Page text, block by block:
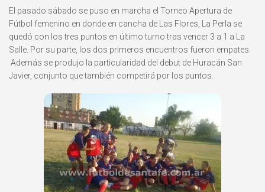
El pasado sábado se puso en marcha el Torneo Apertura de
Fútbol femenino en donde en cancha de Las Flores, La Perla se
quedó con los tres puntos en último turno tras vencer 3 a 1 a La
Salle. Por su parte, los dos primeros encuentros fueron empates.
Además se produjo la particularidad del debut de Huracán San
Javier, conjunto que también competirá por los puntos.